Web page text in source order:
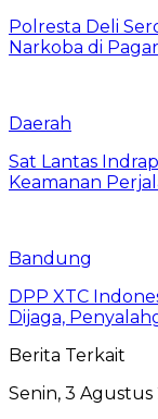
Polresta Deli
Narkoba di
Daerah
Sat Lantas
Keamanan
Bandung
DPP XTC
Dijaga,
Berita Terkait
Senin, 3 Agustus